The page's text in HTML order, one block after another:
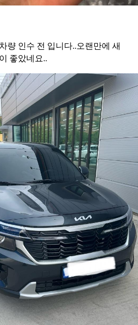
량 인수 전 입니다..오랜만에 새
좋았네요..